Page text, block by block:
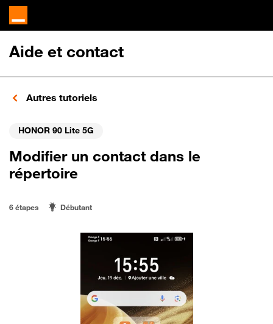
Aide et contact
Autres tutoriels
HONOR 90 Lite 5G
Modifier un contact dans le
répertoire
6 étapes Débutant